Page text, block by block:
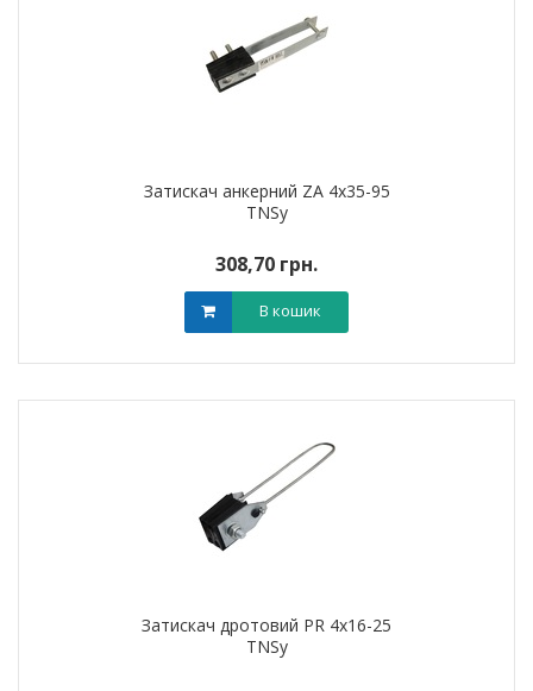
Затискач анкерний ZA 4х35-95
TNSy
308,70 грн.
В кошик
Затискач дротовий PR 4х16-25
TNSy